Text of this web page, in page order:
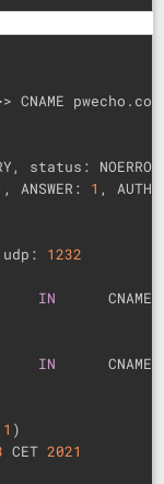
CNAME pwecho.com
status:
, ANSWER: 1 ,
1232
IN
      CNAME
IN
CNAME
1 )
CET 2021